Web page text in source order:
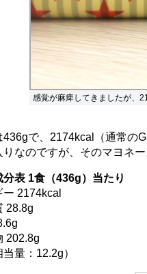
感覚が麻痺してきましたが、
で、2174kcal（通常の
りなのですが、そのマヨネ
分表 1食（436g）当たり
2174kcal
28.8g
202.8g
量：12.2g）